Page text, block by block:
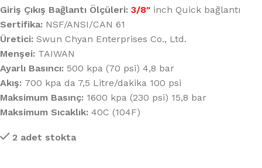
Giriş Çıkış Bağlantı Ölçüleri: 3/8″ inch Quick bağlantı
Sertifika: NSF/ANSI/CAN 61
Üretici: Swun Chyan Enterprises Co., Ltd.
Menşei: TAIWAN
Ayarlı Basıncı: 500 kpa (70 psi) 4,8 bar
Akış: 700 kpa da 7,5 Litre/dakika 100 psi
Maksimum Basınç: 1600 kpa (230 psi) 15,8 bar
Maksimum Sıcaklık: 40C (104F)
2 adet stokta